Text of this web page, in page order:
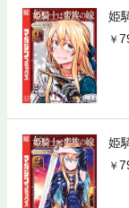
姫
姫